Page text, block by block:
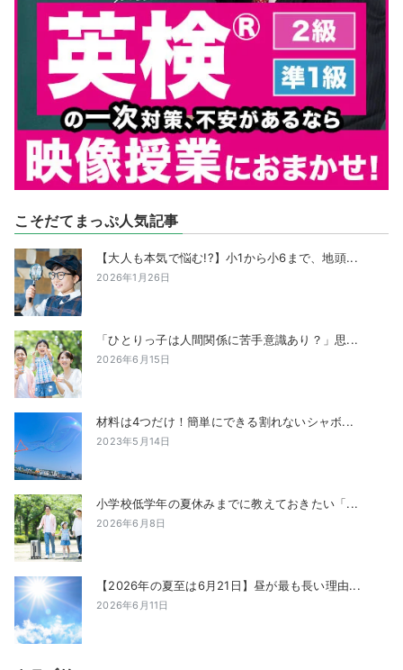
こそだてまっぷ人気記事
【大人も本気で悩む!?】小1から小6まで、地頭...
2026年1月26日
「ひとりっ子は人間関係に苦手意識あり？」思...
2026年6月15日
材料は4つだけ！簡単にできる割れないシャボ...
2023年5月14日
小学校低学年の夏休みまでに教えておきたい「...
2026年6月8日
【2026年の夏至は6月21日】昼が最も長い理由...
2026年6月11日